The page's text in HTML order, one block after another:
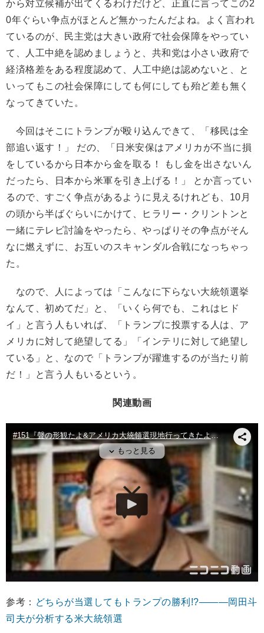
から対立候補が出てくるわけだけど、正直に言ってこの2
0年ぐらい争点がほとんど無かったんだよね。よく言われ
ているのが、民主党は大きい政府で社会保障をやってい
て、人工中絶を認めましょうと、共和党は小さい政府で
経済格差をある程度認めて、人工中絶は認めないと、と
いってもこの社会保障にしても何にしても殆ど差も無く
なってきていた。
今回はそこにトランプが殴り込んできて、「移民は全
部追い返す！」 だの、「日米安保はアメリカが不当に損
をしているから日本から金を取る！ もし金を出さないん
だったら、日本から米軍を引き上げる！」 とか言ってい
るので、すごく争点があるように見えるけれども、10月
の頭から半ばぐらいにかけて、ヒラリー・クリントンと
一緒にテレビ討論をやったら、やっぱりその争点がそん
なに燃えずに、お互いのスキャンダル合戦になっちゃっ
た。
なので、人によっては「こんなに下らない大統領選挙
なんて、初めてだ」と、「いくら何でも、これはヒド
イ」と言う人もいれば、「トランプに投票する人は、ア
メリカに対して絶望してる」「インテリに対して絶望し
ている」と、なので「トランプが躍進するのが当たり前
だ！」と言う人もいるという。
関連動画
参考： どちらが当選してもトランプの勝利!?―——岡田斗
司夫が分析する米大統領選